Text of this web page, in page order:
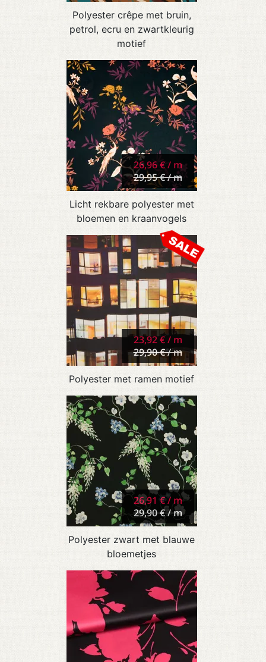
Polyester crêpe met bruin,
petrol, ecru en zwartkleurig
motief
26,96 € / m
29,95 € / m
Licht rekbare polyester met
bloemen en kraanvogels
23,92 € / m
29,90 € / m
Polyester met ramen motief
26,91 € / m
29,90 € / m
Polyester zwart met blauwe
bloemetjes